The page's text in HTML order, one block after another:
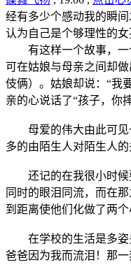
经有多少个感动我的瞬
认为自己是个够理性的
有这样一个故事，一个
可在姑娘与母亲之间却
伎俩）。姑娘却说：“我
亲的心说话了“孩子，你
母爱的伟大由此可见一
多的由陌生人对陌生人
还记的在我很小时候要
同时的眼泪同流，而在
到距离使他们化做了两个
在学校的生活是多姿多
爸爸因为我而流泪！那